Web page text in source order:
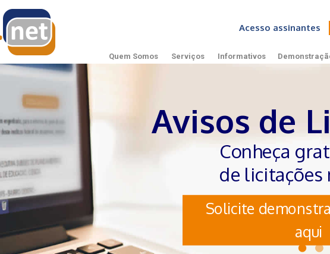
Acesso assinantes
Quem Somos Serviços Informativos
Avisos de
Conheça
de licitações
Solicite
aqui